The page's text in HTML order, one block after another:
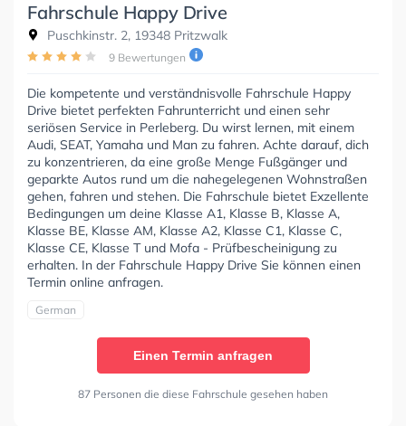
Fahrschule Happy Drive
Puschkinstr. 2, 19348 Pritzwalk
9 Bewertungen
Die kompetente und verständnisvolle Fahrschule Happy
Drive bietet perfekten Fahrunterricht und einen sehr
seriösen Service in Perleberg. Du wirst lernen, mit einem
Audi, SEAT, Yamaha und Man zu fahren. Achte darauf, dich
zu konzentrieren, da eine große Menge Fußgänger und
geparkte Autos rund um die nahegelegenen Wohnstraßen
gehen, fahren und stehen. Die Fahrschule bietet Exzellente
Bedingungen um deine Klasse A1, Klasse B, Klasse A,
Klasse BE, Klasse AM, Klasse A2, Klasse C1, Klasse C,
Klasse CE, Klasse T und Mofa - Prüfbescheinigung zu
erhalten. In der Fahrschule Happy Drive Sie können einen
Termin online anfragen.
German
Einen Termin anfragen
87 Personen die diese Fahrschule gesehen haben